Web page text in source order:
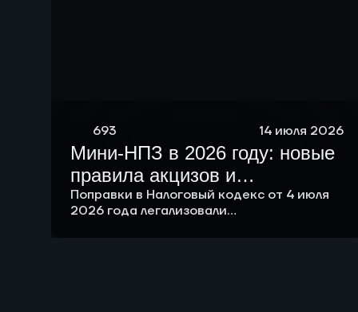
693 14 июля 2026
Мини-НПЗ в 2026 году: новые
правила акцизов и
перспективы малой
нефтепереработки в России
Поправки в Налоговый кодекс от 4 июля
2026 года легализовали